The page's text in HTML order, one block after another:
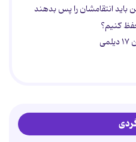
کنیم؟